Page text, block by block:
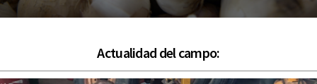
Actualidad del campo: